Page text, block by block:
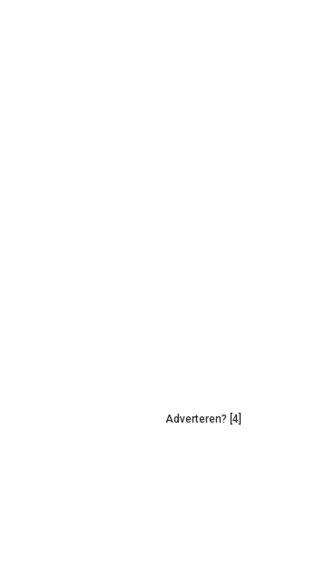
Adverteren? [4]